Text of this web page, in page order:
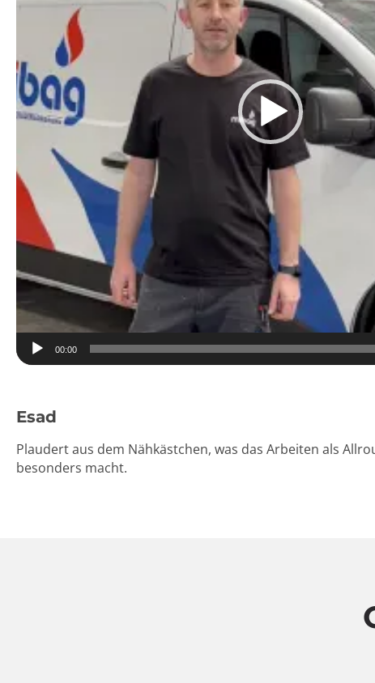
00:00
Esad
Plaudert aus dem Nähkästchen, was das Arbeiten als
besonders macht.